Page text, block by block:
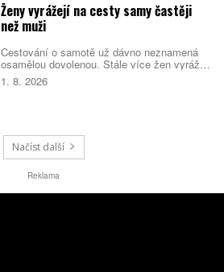
Ženy vyrážejí na cesty samy častěji
než muži
Cestování o samotě už dávno neznamená
osamělou dovolenou. Stále více žen vyráží
do světa bez partnera či rodiny, zároveň ale
vyhledává malé skupiny stejně naladěných
1. 8. 2026
Načíst další
Reklama